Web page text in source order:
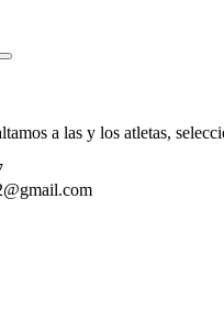
a las y los atletas,